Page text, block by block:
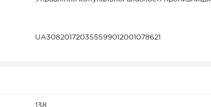
UA308201720355599012001078621
138